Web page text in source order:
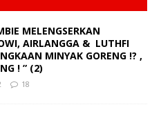
MELENGSERKAN
AIRLANGGA & LUTHFI
MINYAK GORENG !? ,
! ” (2)
18